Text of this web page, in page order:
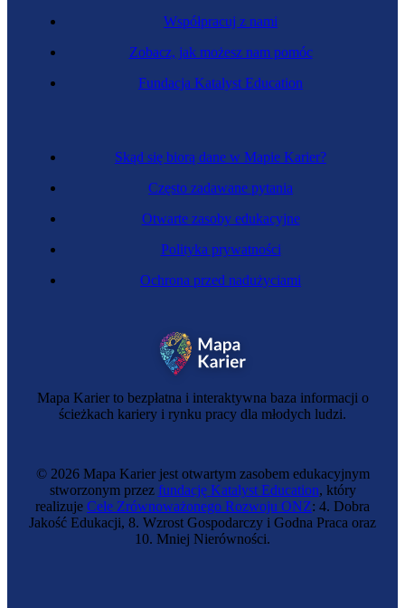
Zawód przyszłości
Menedżer wielokulturowości
Mapa Karier to bezpłatna i interaktywna baza informacji o
ścieżkach kariery i rynku pracy dla młodych ludzi.
Skąd się biorą dane w Mapie Karier?
Często zadawane pytania
Otwarte zasoby edukacyjne
Polityka prywatności
Ochrona przed nadużyciami
Współpracuj z nami
Zobacz, jak możesz nam pomóc
Fundacja Katalyst Education
© 2026 Mapa Karier jest otwartym zasobem edukacyjnym
stworzonym przez fundację Katalyst Education, który
realizuje Cele Zrównoważonego Rozwoju ONZ: 4. Dobra
Jakość Edukacji, 8. Wzrost Gospodarczy i Godna Praca oraz
10. Mniej Nierówności.